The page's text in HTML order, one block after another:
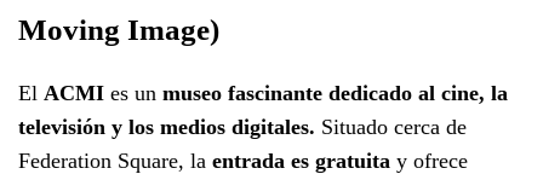
Moving Image)
El ACMI es un museo fascinante dedicado al cine, la
televisión y los medios digitales. Situado cerca de
Federation Square, la entrada es gratuita y ofrece